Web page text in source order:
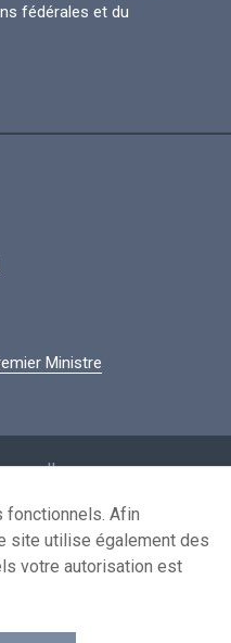
fédérales et du
Ministre
nous
Afin
site utilise également des
votre autorisation est